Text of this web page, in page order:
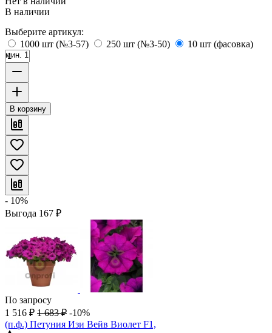
В наличии
Выберите артикул:
1000 шт (№3-57)
250 шт (№3-50) 10 шт (фасовка)
мин. 1
В корзину
- 10%
Выгода 167 ₽
По запросу
1 516 ₽ 1 683 ₽ -10%
(п.ф.) Петуния Изи Вейв Виолет F1,